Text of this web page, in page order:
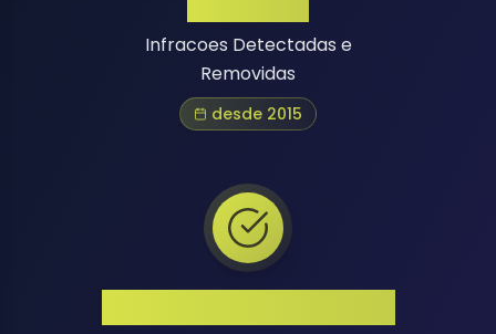
Infracoes Detectadas e
Removidas
desde 2015